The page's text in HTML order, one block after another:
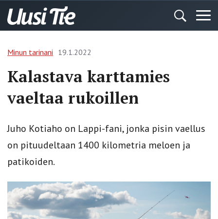
Minun tarinani 19.1.2022
Kalastava karttamies
vaeltaa rukoillen
Juho Kotiaho on Lappi-fani, jonka pisin vaellus
on pituudeltaan 1400 kilometria meloen ja
patikoiden.